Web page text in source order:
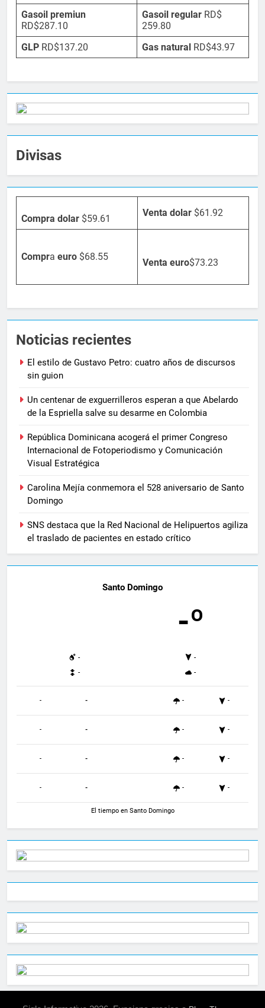
Gasoil premiun
RD$287.10
Gasoil regular RD$
259.80
GLP RD$137.20 Gas natural RD$43.97
Divisas
Compra dolar $59.61
Venta dolar $61.92
Compra euro $68.55
Venta euro$73.23
Noticias recientes
El estilo de Gustavo Petro: cuatro años de discursos
sin guion
Un centenar de exguerrilleros esperan a que Abelardo
de la Espriella salve su desarme en Colombia
República Dominicana acogerá el primer Congreso
Internacional de Fotoperiodismo y Comunicación
Visual Estratégica
Carolina Mejía conmemora el 528 aniversario de Santo
Domingo
SNS destaca que la Red Nacional de Helipuertos agiliza
el traslado de pacientes en estado crítico
Santo Domingo
-º
-
-
-
-
- - - -
- - - -
- - - -
- - - -
El tiempo en Santo Domingo